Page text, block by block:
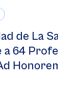
de La
a 64